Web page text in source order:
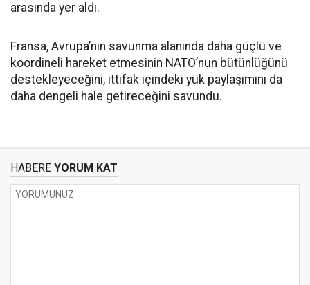
arasında yer aldı.
Fransa, Avrupa’nın savunma alanında daha güçlü ve
koordineli hareket etmesinin NATO’nun bütünlüğünü
destekleyeceğini, ittifak içindeki yük paylaşımını da
daha dengeli hale getireceğini savundu.
HABERE YORUM KAT